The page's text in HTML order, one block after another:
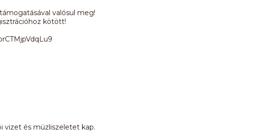
valósul meg!
kötött!
vizet és müzliszeletet kap.